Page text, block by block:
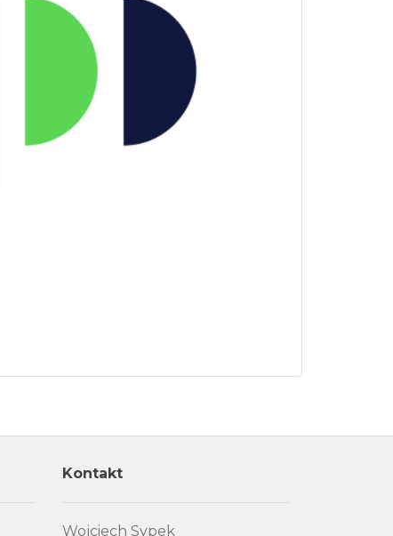
Kontakt
Wojciech Sypek